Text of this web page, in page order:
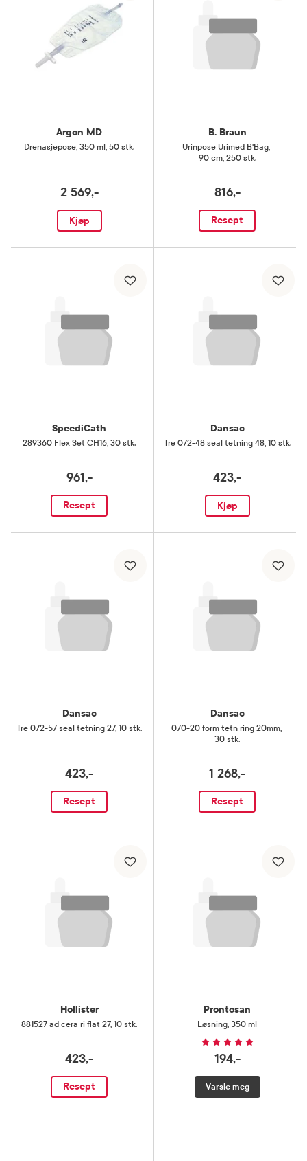
Argon MD
Drenasjepose, 350 ml, 50 stk.
2 569,-
Kjøp
B. Braun
Urinpose Urimed B'Bag,
90 cm, 250 stk.
816,-
Resept
SpeediCath
289360 Flex Set CH16, 30 stk.
961,-
Resept
Dansac
Tre 072-48 seal tetning 48, 10 stk.
423,-
Kjøp
Dansac
Tre 072-57 seal tetning 27, 10 stk.
423,-
Resept
Dansac
070-20 form tetn ring 20mm,
30 stk.
1 268,-
Resept
Hollister
881527 ad cera ri flat 27, 10 stk.
423,-
Resept
Prontosan
Løsning, 350 ml
194,-
Varsle meg